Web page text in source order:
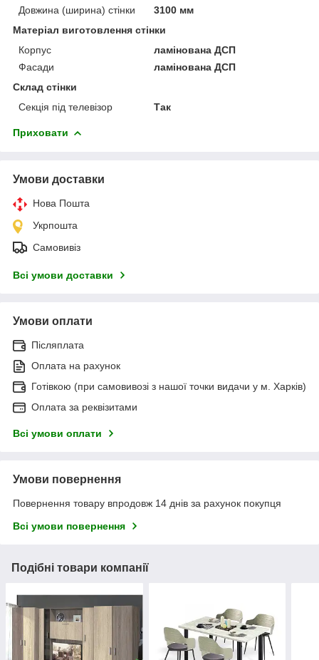
Довжина (ширина) стінки
3100 мм
Матеріал виготовлення стінки
Корпус
ламінована ДСП
Фасади
ламінована ДСП
Склад стінки
Секція під телевізор
Так
Приховати
Умови доставки
Нова Пошта
Укрпошта
Самовивіз
Всі умови доставки
Умови оплати
Післяплата
Оплата на рахунок
Готівкою (при самовивозі з нашої точки видачи у м. Харків)
Оплата за реквізитами
Всі умови оплати
Умови повернення
Повернення товару впродовж 14 днів за рахунок покупця
Всі умови повернення
Подібні товари компанії